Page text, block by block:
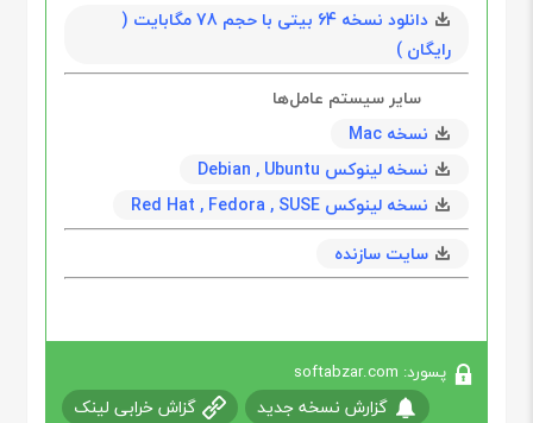
دانلود نسخه 64 بیتی با حجم 78 مگابايت (
رایگان )
سایر سیستم عامل‌ها
نسخه Mac
نسخه لینوکس Debian , Ubuntu
نسخه لینوکس Red Hat , Fedora , SUSE
سایت سازنده
پسورد: softabzar.com
گزارش نسخه جدید گزاش خرابی لینک